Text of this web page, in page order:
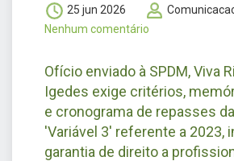
25 jun 2026
Nenhum comentário
Ofício enviado à SPDM, Viva
Igedes exige critérios,
e cronograma de repasses
'Variável 3' referente a 2023,
garantia de direito a